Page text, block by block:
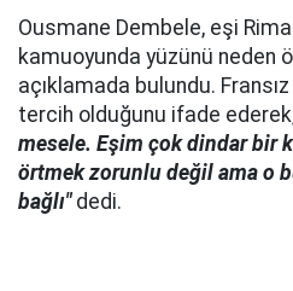
Ousmane Dembele, eşi
kamuoyunda yüzünü neden
açıklamada bulundu.
tercih olduğunu ifade
mesele. Eşim çok dindar bir
örtmek zorunlu değil ama o
bağlı"dedi.